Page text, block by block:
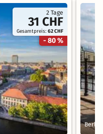
2 Tage
31 CHF
Gesamtpreis:62 CHF
- 80 %